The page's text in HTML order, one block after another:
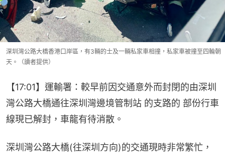
深圳灣公路大橋香港口岸區，有3輛的士及一輛私家車相撞，私家車被撞至四輪朝
天。（讀者提供）
【17:01】運輸署：較早前因交通意外而封閉的由深圳
灣公路大橋通往深圳灣邊境管制站 的支路的 部份行車
線現已解封，車龍有待消散。
深圳灣公路大橋(往深圳方向)的交通現時非常繁忙，